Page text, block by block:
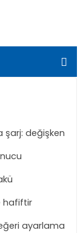
şarj: değişken
hafiftir
ayarlama